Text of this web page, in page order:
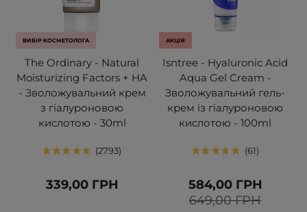
ВИБІР КОСМЕТОЛОГА
The Ordinary - Natural
Moisturizing Factors + HA
- Зволожувальний крем
з гіалуроновою
кислотою - 30ml
2793
339,00 ГРН
АКЦІЯ
Isntree - Hyaluronic Acid
Aqua Gel Cream -
Зволожувальний гель-
крем із гіалуроновою
кислотою - 100ml
61
649,00 ГРН
584,00 ГРН